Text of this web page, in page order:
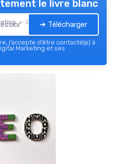
— 2026
le livre blanc
➔ Télécharger
j’accepte d’être contacté(e) à
Marketing et ses